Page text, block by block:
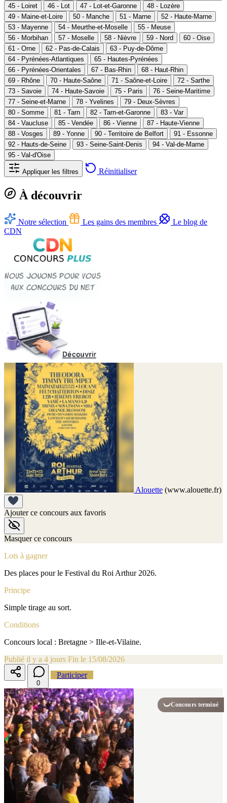
45 - Loiret
46 - Lot 47 - Lot-et-Garonne
48 - Lozère
49 - Maine-et-Loire
50 - Manche 51 - Marne
52 - Haute-Marne
53 - Mayenne
54 - Meurthe-et-Moselle
55 - Meuse
56 - Morbihan
57 - Moselle 58 - Nièvre 59 - Nord
60 - Oise
61 - Orne
62 - Pas-de-Calais
63 - Puy-de-Dôme
64 - Pyrénées-Atlantiques
65 - Hautes-Pyrénées
66 - Pyrénées-Orientales
67 - Bas-Rhin
68 - Haut-Rhin
69 - Rhône
70 - Haute-Saône 71 - Saône-et-Loire
72 - Sarthe
73 - Savoie
74 - Haute-Savoie 75 - Paris
76 - Seine-Maritime
77 - Seine-et-Marne
78 - Yvelines
79 - Deux-Sèvres
80 - Somme
81 - Tarn 82 - Tarn-et-Garonne
83 - Var
84 - Vaucluse
85 - Vendée 86 - Vienne
87 - Haute-Vienne
88 - Vosges
89 - Yonne 90 - Territoire de Belfort
91 - Essonne
92 - Hauts-de-Seine
93 - Seine-Saint-Denis
94 - Val-de-Marne
95 - Val-d'Oise
Appliquer les filtres Réinitialiser
À découvrir
Notre sélection Les gains des membres
Le blog de
CDN
Alouette (www.alouette.fr)
Ajouter ce concours aux favoris
Masquer ce concours
Lots à gagner
Des places pour le Festival du Roi Arthur 2026.
Principe
Simple tirage au sort.
Conditions
Concours local : Bretagne > Ille-et-Vilaine.
Publié il y a 4 jours Fin le 15/08/2026
0
Participer
Concours terminé